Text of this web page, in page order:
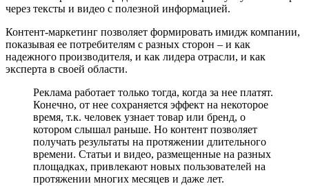
через тексты и видео с полезной информацией.
Контент-маркетинг позволяет формировать имидж компании,
показывая ее потребителям с разных сторон – и как
надежного производителя, и как лидера отрасли, и как
эксперта в своей области.
Реклама работает только тогда, когда за нее платят.
Конечно, от нее сохраняется эффект на некоторое
время, т.к. человек узнает товар или бренд, о
котором слышал раньше. Но контент позволяет
получать результаты на протяжении длительного
времени. Статьи и видео, размещенные на разных
площадках, привлекают новых пользователей на
протяжении многих месяцев и даже лет.